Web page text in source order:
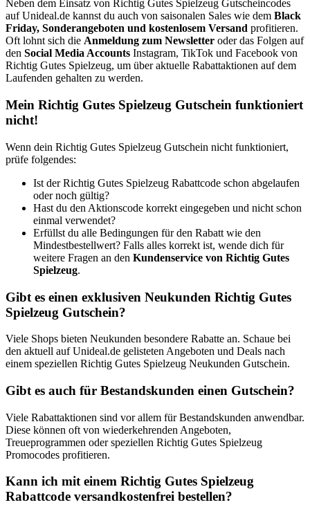
Neben dem Einsatz von Richtig Gutes Spielzeug Gutscheincodes
auf Unideal.de kannst du auch von saisonalen Sales wie dem Black
Friday, Sonderangeboten und kostenlosem Versand profitieren.
Oft lohnt sich die Anmeldung zum Newsletter oder das Folgen auf
den Social Media Accounts Instagram, TikTok und Facebook von
Richtig Gutes Spielzeug, um über aktuelle Rabattaktionen auf dem
Laufenden gehalten zu werden.
Mein Richtig Gutes Spielzeug Gutschein funktioniert
nicht!
Wenn dein Richtig Gutes Spielzeug Gutschein nicht funktioniert,
prüfe folgendes:
Ist der Richtig Gutes Spielzeug Rabattcode schon abgelaufen
oder noch gültig?
Hast du den Aktionscode korrekt eingegeben und nicht schon
einmal verwendet?
Erfüllst du alle Bedingungen für den Rabatt wie den
Mindestbestellwert? Falls alles korrekt ist, wende dich für
weitere Fragen an den Kundenservice von Richtig Gutes
Spielzeug.
Gibt es einen exklusiven Neukunden Richtig Gutes
Spielzeug Gutschein?
Viele Shops bieten Neukunden besondere Rabatte an. Schaue bei
den aktuell auf Unideal.de gelisteten Angeboten und Deals nach
einem speziellen Richtig Gutes Spielzeug Neukunden Gutschein.
Gibt es auch für Bestandskunden einen Gutschein?
Viele Rabattaktionen sind vor allem für Bestandskunden anwendbar.
Diese können oft von wiederkehrenden Angeboten,
Treueprogrammen oder speziellen Richtig Gutes Spielzeug
Promocodes profitieren.
Kann ich mit einem Richtig Gutes Spielzeug
Rabattcode versandkostenfrei bestellen?